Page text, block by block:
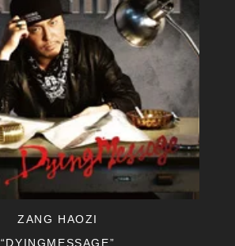
ZANG HAOZI
“DYINGMESSAGE”